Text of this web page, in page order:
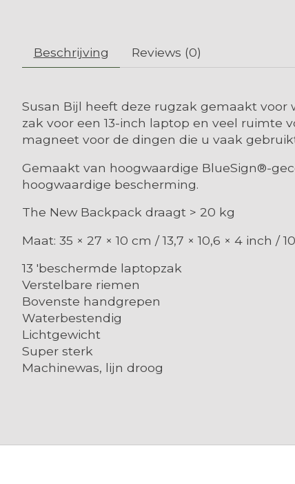
Beschrijving Reviews (0)
Susan Bijl heeft deze rugzak gemaakt
zak voor een 13-inch laptop en veel ruimte
magneet voor de dingen die u vaak
Gemaakt van hoogwaardige BlueSign®-
hoogwaardige bescherming.
The New Backpack draagt > 20 kg
Maat: 35 × 27 × 10 cm / 13,7 × 10,6 × 4 inch /
13 'beschermde laptopzak
Verstelbare riemen
Bovenste handgrepen
Waterbestendig
Lichtgewicht
Super sterk
Machinewas, lijn droog